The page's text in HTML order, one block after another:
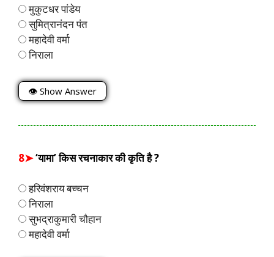
मुकुटधर पांडेय
सुमित्रानंदन पंत
महादेवी वर्मा
निराला
👁 Show Answer
8➤‘यामा’ किस रचनाकार की कृति है ?
हरिवंशराय बच्चन
निराला
सुभद्राकुमारी चौहान
महादेवी वर्मा